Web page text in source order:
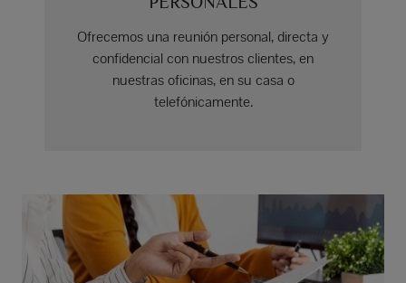
Ofrecemos una reunión personal, directa y
confidencial con nuestros clientes, en
nuestras oficinas, en su casa o
telefónicamente.